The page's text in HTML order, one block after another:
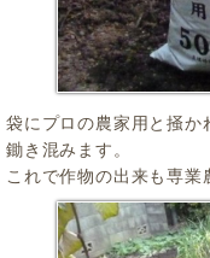
袋にプロの農家用と掻か
鋤き混みます。
これで作物の出来も専業